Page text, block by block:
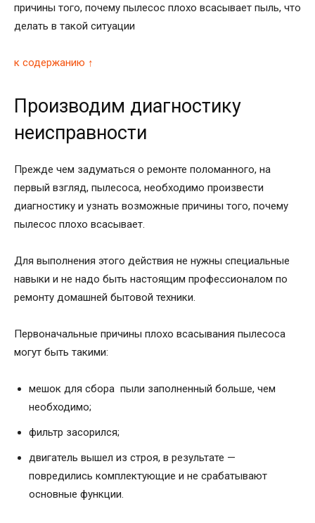
причины того, почему пылесос плохо всасывает пыль, что
делать в такой ситуации
к содержанию ↑
Производим диагностику
неисправности
Прежде чем задуматься о ремонте поломанного, на
первый взгляд, пылесоса, необходимо произвести
диагностику и узнать возможные причины того, почему
пылесос плохо всасывает.
Для выполнения этого действия не нужны специальные
навыки и не надо быть настоящим профессионалом по
ремонту домашней бытовой техники.
Первоначальные причины плохо всасывания пылесоса
могут быть такими:
мешок для сбора пыли заполненный больше, чем
необходимо;
фильтр засорился;
двигатель вышел из строя, в результате —
повредились комплектующие и не срабатывают
основные функции.